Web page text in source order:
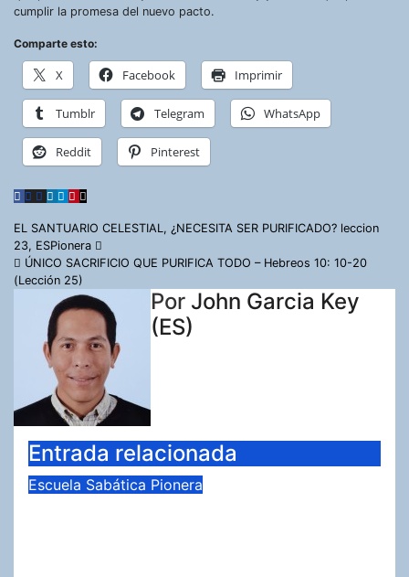
cumplir la promesa del nuevo pacto.
Comparte esto:
X Facebook Imprimir
Tumblr Telegram WhatsApp
Reddit Pinterest
Navegación
de
entradas
EL SANTUARIO CELESTIAL, ¿NECESITA SER PURIFICADO? leccion
23, ESPionera
ÚNICO SACRIFICIO QUE PURIFICA TODO – Hebreos 10: 10-20
(Lección 25)
Por John Garcia Key
(ES)
Entrada relacionada
Escuela Sabática Pionera